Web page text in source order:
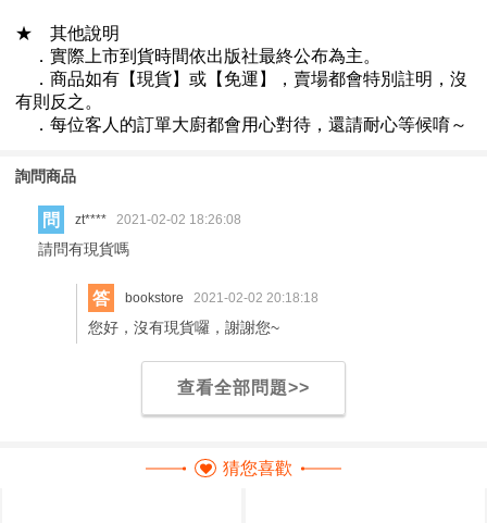
詢問商品
問 zt**** 2021-02-02 18:26:08
請問有現貨嗎
答 bookstore 2021-02-02 20:18:18
您好，沒有現貨囉，謝謝您~
查看全部問題>>
猜您喜歡